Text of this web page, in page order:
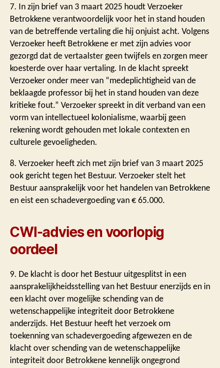
7. In zijn brief van 3 maart 2025 houdt Verzoeker
Betrokkene verantwoordelijk voor het in stand houden
van de betreffende vertaling die hij onjuist acht. Volgens
Verzoeker heeft Betrokkene er met zijn advies voor
gezorgd dat de vertaalster geen twijfels en zorgen meer
koesterde over haar vertaling. In de klacht spreekt
Verzoeker onder meer van “medeplichtigheid van de
beklaagde professor bij het in stand houden van deze
kritieke fout.” Verzoeker spreekt in dit verband van een
vorm van intellectueel kolonialisme, waarbij geen
rekening wordt gehouden met lokale contexten en
culturele gevoeligheden.
8. Verzoeker heeft zich met zijn brief van 3 maart 2025
ook gericht tegen het Bestuur. Verzoeker stelt het
Bestuur aansprakelijk voor het handelen van Betrokkene
en eist een schadevergoeding van € 65.000.
CWI-advies en voorlopig
oordeel
9. De klacht is door het Bestuur uitgesplitst in een
aansprakelijkheidsstelling van het Bestuur enerzijds en in
een klacht over mogelijke schending van de
wetenschappelijke integriteit door Betrokkene
anderzijds. Het Bestuur heeft het verzoek om
toekenning van schadevergoeding afgewezen en de
klacht over schending van de wetenschappelijke
integriteit door Betrokkene kennelijk ongegrond